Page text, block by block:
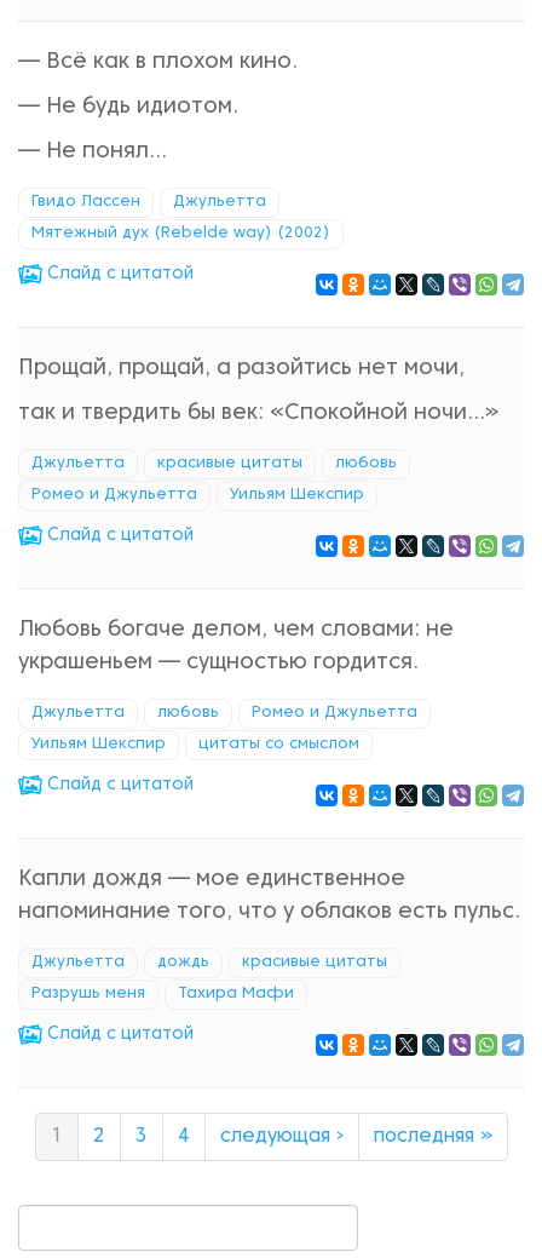
— Всё как в плохом кино.
— Не будь идиотом.
— Не понял...
Гвидо Лассен Джульетта
Мятежный дух (Rebelde way) (2002)
Cлайд с цитатой
Прощай, прощай, а разойтись нет мочи,
так и твердить бы век: «Спокойной ночи...»
Джульетта красивые цитаты любовь
Ромео и Джульетта Уильям Шекспир
Cлайд с цитатой
Любовь богаче делом, чем словами: не
украшеньем — сущностью гордится.
Джульетта любовь Ромео и Джульетта
Уильям Шекспир цитаты со смыслом
Cлайд с цитатой
Капли дождя — мое единственное
напоминание того, что у облаков есть пульс.
Джульетта дождь красивые цитаты
Разрушь меня Тахира Мафи
Cлайд с цитатой
2 3 4 следующая › последняя »